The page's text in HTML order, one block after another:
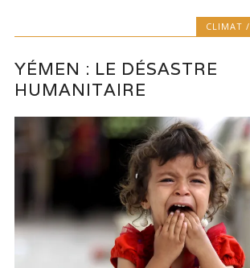
CLIMAT
YÉMEN : LE DÉSASTRE
HUMANITAIRE